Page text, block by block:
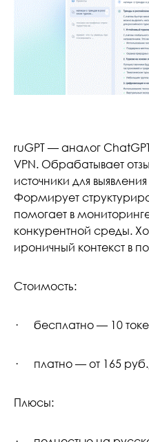
ruGPT — аналог
VPN. Обрабатывает
источники для
Формирует
помогает в
конкурентной среды.
ироничный контекст в
Стоимость:
· бесплатно — 10
· платно — от 165
Плюсы: